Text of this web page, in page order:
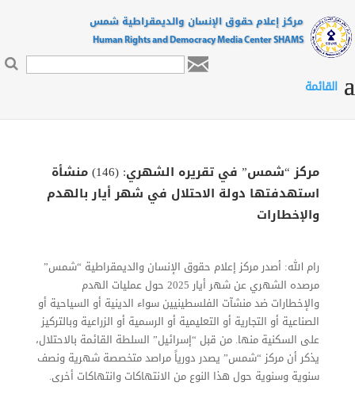
مركز إعلام حقوق الإنسان والديمقراطية شمس
Human Rights and Democracy Media Center SHAMS

مركز “شمس” في تقريره الشهري: (146) منشأة
استهدفتها دولة الاحتلال في شهر أيار بالهدم
والإخطارات
رام الله: أصدر مركز إعلام حقوق الإنسان والديمقراطية “شمس”
مرصده الشهري عن شهر أيار 2025 حول عمليات الهدم
والإخطارات ضد منشآت الفلسطينيين سواء الدينية أو السياحية أو
الصناعية أو التجارية أو التعليمية أو الرسمية أو الزراعية وبالتركيز
على السكنية منها. من قبل “إسرائيل” السلطة القائمة بالاحتلال،
يذكر أن مركز “شمس” يصدر دورياً مراصد متخصصة شهرية ونصف
سنوية وسنوية حول هذا النوع من الانتهاكات وانتهاكات أخرى.